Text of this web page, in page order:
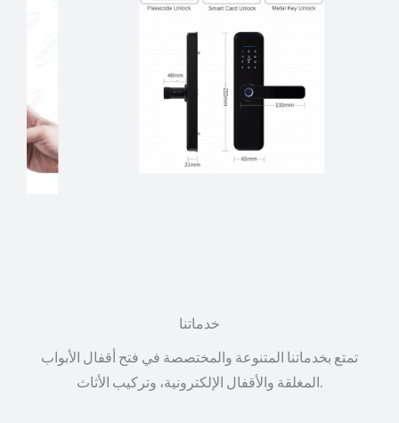
خدماتنا
تمتع بخدماتنا المتنوعة والمختصصة في فتح أقفال الأبواب